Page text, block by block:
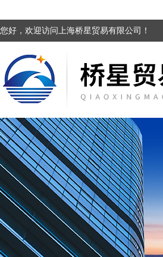
您好，欢迎访问上海桥星贸易有限公司！